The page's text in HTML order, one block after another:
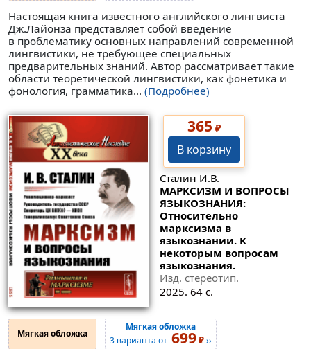
Настоящая книга известного английского лингвиста
Дж.Лайонза представляет собой введение
в проблематику основных направлений современной
лингвистики, не требующее специальных
предварительных знаний. Автор рассматривает такие
области теоретической лингвистики, как фонетика и
фонология, грамматика... (Подробнее)
365 ₽
В корзину
Сталин И.В.
МАРКСИЗМ И ВОПРОСЫ
ЯЗЫКОЗНАНИЯ:
Относительно
марксизма в
языкознании. К
некоторым вопросам
языкознания.
Изд. стереотип.
2025. 64 с.
Мягкая обложка
Мягкая обложка
3 варианта от 699₽››